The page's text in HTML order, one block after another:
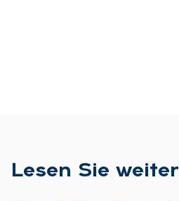
Le­sen Sie wei­ter